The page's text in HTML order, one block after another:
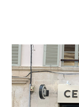
6 rue